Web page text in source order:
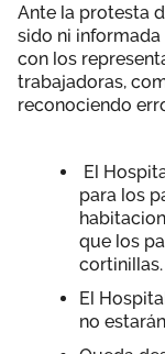
Ante la protesta
sido ni informada
con los
trabajadoras,
reconociendo
El
para los
que los
cortinillas.
El
no